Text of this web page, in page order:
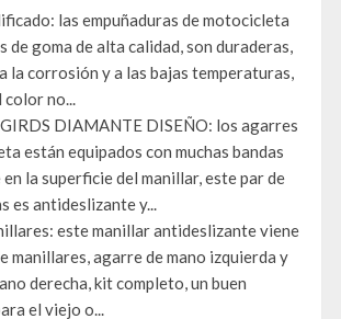
las empuñaduras de motocicleta
de goma de alta calidad, son duraderas,
la corrosión y a las bajas temperaturas,
color no...
DIAMANTE DISEÑO: los agarres
están equipados con muchas bandas
la superficie del manillar, este par de
es antideslizante y...
este manillar antideslizante viene
manillares, agarre de mano izquierda y
derecha, kit completo, un buen
el viejo o...